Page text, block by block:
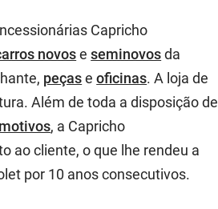
Capricho
novoseseminovosda
peçaseoficinas. A loja de
Além de toda a disposição de
, a Capricho
ao cliente, o que lhe rendeu a
por 10 anos consecutivos.